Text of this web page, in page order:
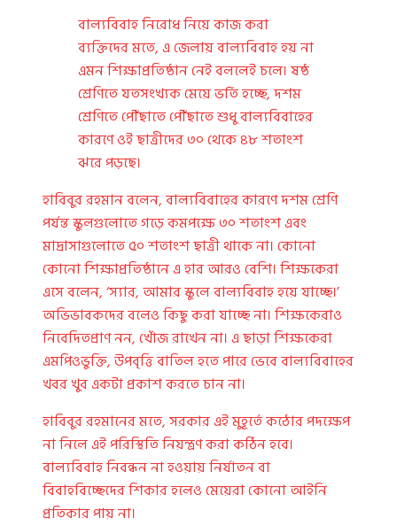
বাল্যবিবাহ নিরোধ নিয়ে কাজ করা
ব্যক্তিদের মতে, এ জেলায় বাল্যবিবাহ হয় না
এমন শিক্ষাপ্রতিষ্ঠান নেই বললেই চলে। ষষ্ঠ
শ্রেণিতে যতসংখ্যক মেয়ে ভর্তি হচ্ছে, দশম
শ্রেণিতে পৌঁছাতে পৌঁছাতে শুধু বাল্যবিবাহের
কারণে ওই ছাত্রীদের ৩০ থেকে ৪৮ শতাংশ
ঝরে পড়ছে।
হাবিবুর রহমান বলেন, বাল্যবিবাহের কারণে দশম শ্রেণি
পর্যন্ত স্কুলগুলোতে গড়ে কমপক্ষে ৩০ শতাংশ এবং
মাদ্রাসাগুলোতে ৫০ শতাংশ ছাত্রী থাকে না। কোনো
কোনো শিক্ষাপ্রতিষ্ঠানে এ হার আরও বেশি। শিক্ষকেরা
এসে বলেন, ‘স্যার, আমার স্কুলে বাল্যবিবাহ হয়ে যাচ্ছে।’
অভিভাবকদের বলেও কিছু করা যাচ্ছে না। শিক্ষকেরাও
নিবেদিতপ্রাণ নন, খোঁজ রাখেন না। এ ছাড়া শিক্ষকেরা
এমপিওভুক্তি, উপবৃত্তি বাতিল হতে পারে ভেবে বাল্যবিবাহের
খবর খুব একটা প্রকাশ করতে চান না।
হাবিবুর রহমানের মতে, সরকার এই মুহূর্তে কঠোর পদক্ষেপ
না নিলে এই পরিস্থিতি নিয়ন্ত্রণ করা কঠিন হবে।
বাল্যবিবাহ নিবন্ধন না হওয়ায় নির্যাতন বা
বিবাহবিচ্ছেদের শিকার হলেও মেয়েরা কোনো আইনি
প্রতিকার পায় না।